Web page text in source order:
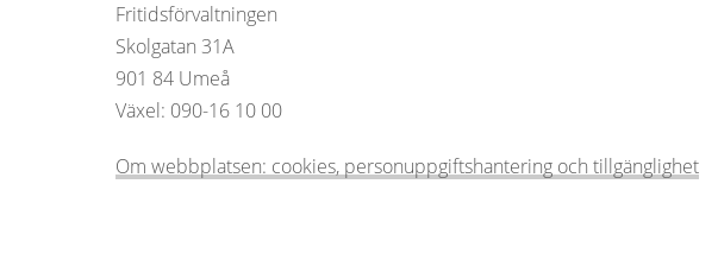
Fritidsförvaltningen
Skolgatan 31A
901 84 Umeå
Växel: 090-16 10 00
Om webbplatsen: cookies, personuppgiftshantering och tillgänglighet